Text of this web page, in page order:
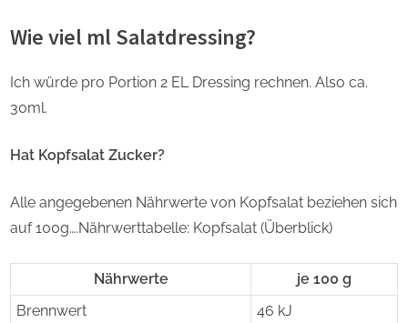
Wie viel ml Salatdressing?
Ich würde pro Portion 2 EL Dressing rechnen. Also ca.
30ml.
Hat Kopfsalat Zucker?
Alle angegebenen Nährwerte von Kopfsalat beziehen sich
auf 100g….Nährwerttabelle: Kopfsalat (Überblick)
Nährwerte
je 100 g
Brennwert
46 kJ